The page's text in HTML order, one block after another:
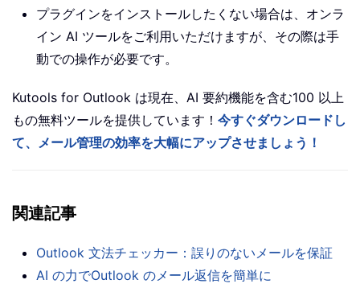
プラグインをインストールしたくない場合は、オンラ
イン AI ツールをご利用いただけますが、その際は手
動での操作が必要です。
Kutools for Outlook は現在、AI 要約機能を含む100 以上
もの無料ツールを提供しています！ 今すぐダウンロードし
て、メール管理の効率を大幅にアップさせましょう！
関連記事
Outlook 文法チェッカー：誤りのないメールを保証
AI の力でOutlook のメール返信を簡単に